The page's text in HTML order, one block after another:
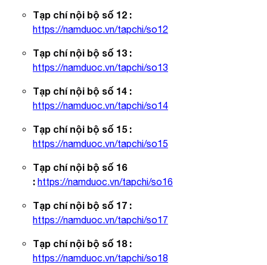
Tạp chí nội bộ số 12 :
https://namduoc.vn/tapchi/so12
Tạp chí nội bộ số 13 :
https://namduoc.vn/tapchi/so13
Tạp chí nội bộ số 14 :
https://namduoc.vn/tapchi/so14
Tạp chí nội bộ số 15 :
https://namduoc.vn/tapchi/so15
Tạp chí nội bộ số 16
: https://namduoc.vn/tapchi/so16
Tạp chí nội bộ số 17 :
https://namduoc.vn/tapchi/so17
Tạp chí nội bộ số 18 :
https://namduoc.vn/tapchi/so18